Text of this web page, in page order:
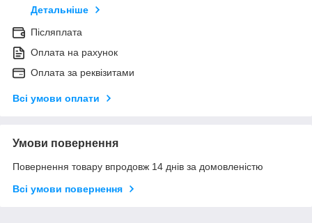
Детальніше
Післяплата
Оплата на рахунок
Оплата за реквізитами
Всі умови оплати
Умови повернення
Повернення товару впродовж 14 днів за домовленістю
Всі умови повернення